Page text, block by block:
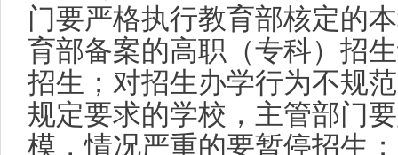
门要严格执行教育部核定的
育部备案的高职（专科）招
招生；对招生办学行为不规
规定要求的学校，主管部门
模，情况严重的要暂停招生